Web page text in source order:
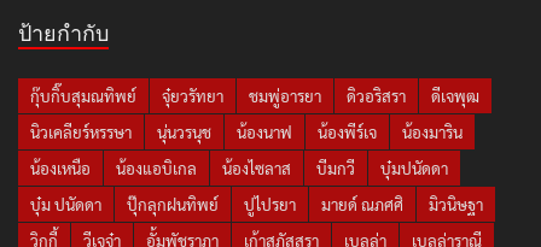
ป้ายกำกับ
กุ๊บกิ๊บสุมณทิพย์ จุ๋ยวรัทยา ชมพู่อารยา ดิวอริสรา
ดีเจพุฒ
นิวเคลียร์หรรษา
นุ่นวรนุช น้องนาฟ น้องพีร์เจ
น้องมาริน
น้องเหนือ
น้องแอบิเกล น้องไซลาส บีมกวี
บุ๋มปนัดดา
บุ๋ม ปนัดดา
ปุ๊กลุกฝนทิพย์ ปูไปรยา มายด์ ณภศศิ
มิวนิษฐา
วิกกี้
วีเจจ๋า อั้มพัชราภา เก้าสุภัสสรา เบลล่า
เบลล่าราณี